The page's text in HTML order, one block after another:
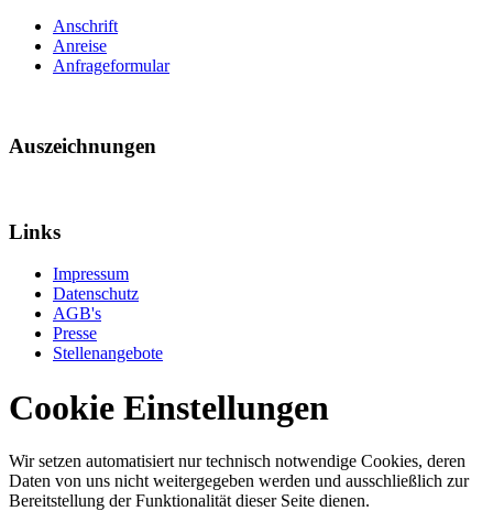
Anschrift
Anreise
Anfrageformular
Auszeichnungen
Links
Impressum
Datenschutz
AGB's
Presse
Stellenangebote
Cookie Einstellungen
Wir setzen automatisiert nur technisch notwendige Cookies, deren
Daten von uns nicht weitergegeben werden und ausschließlich zur
Bereitstellung der Funktionalität dieser Seite dienen.